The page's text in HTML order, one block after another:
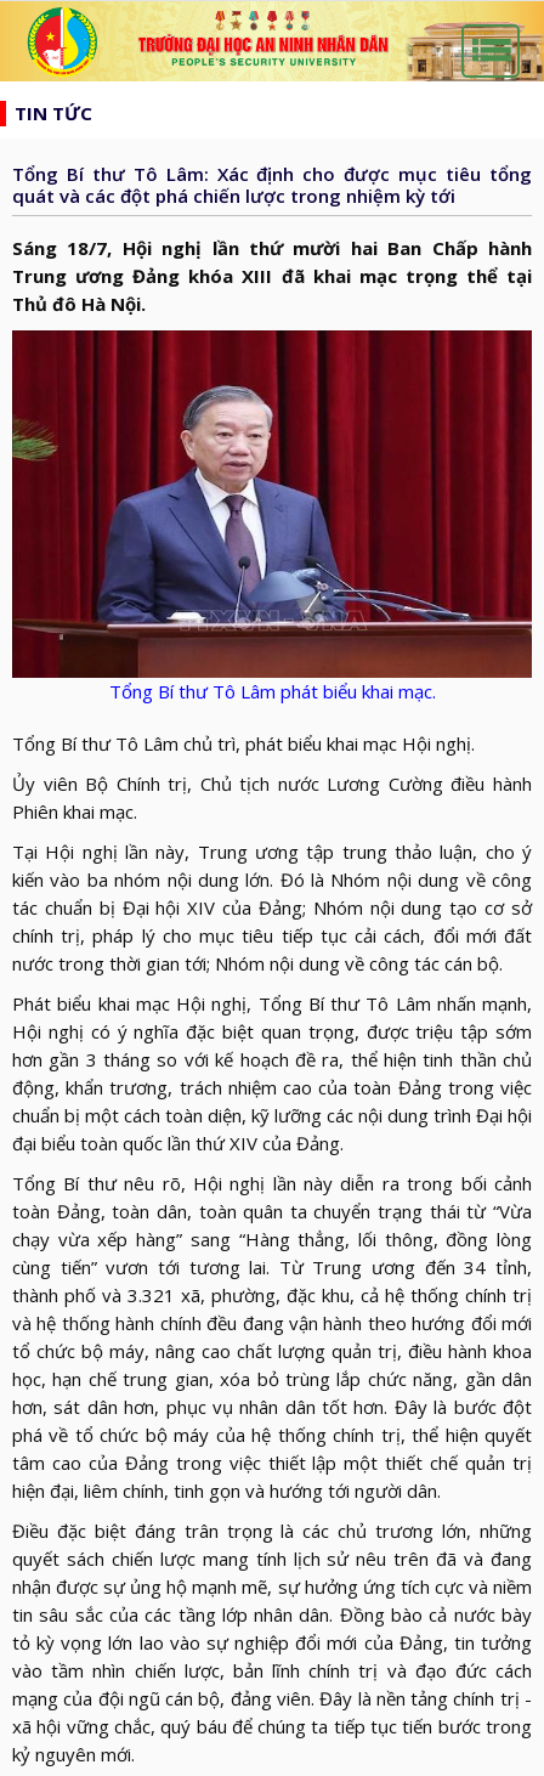
list
search
CHỦ
GIỚI
THIỆU
TỚI
BẦU
HĐND
TẠP
CHÍ
NHÂN
DÂN
TIN
NGHIÊN
CỨU
VIDEO
LIÊN
TIN TỨC
Tổng Bí thư Tô Lâm: Xác định cho được mục tiêu tổng
quát và các đột phá chiến lược trong nhiệm kỳ tới
Sáng 18/7, Hội nghị lần thứ mười hai Ban Chấp hành
Trung ương Đảng khóa XIII đã khai mạc trọng thể tại
Thủ đô Hà Nội.
Tổng Bí thư Tô Lâm phát biểu khai mạc.
Tổng Bí thư Tô Lâm chủ trì, phát biểu khai mạc Hội nghị.
Ủy viên Bộ Chính trị, Chủ tịch nước Lương Cường điều hành
Phiên khai mạc.
Tại Hội nghị lần này, Trung ương tập trung thảo luận, cho ý
kiến vào ba nhóm nội dung lớn. Đó là Nhóm nội dung về công
tác chuẩn bị Đại hội XIV của Đảng; Nhóm nội dung tạo cơ sở
chính trị, pháp lý cho mục tiêu tiếp tục cải cách, đổi mới đất
nước trong thời gian tới; Nhóm nội dung về công tác cán bộ.
Phát biểu khai mạc Hội nghị, Tổng Bí thư Tô Lâm nhấn mạnh,
Hội nghị có ý nghĩa đặc biệt quan trọng, được triệu tập sớm
hơn gần 3 tháng so với kế hoạch đề ra, thể hiện tinh thần chủ
động, khẩn trương, trách nhiệm cao của toàn Đảng trong việc
chuẩn bị một cách toàn diện, kỹ lưỡng các nội dung trình Đại hội
đại biểu toàn quốc lần thứ XIV của Đảng.
Tổng Bí thư nêu rõ, Hội nghị lần này diễn ra trong bối cảnh
toàn Đảng, toàn dân, toàn quân ta chuyển trạng thái từ “Vừa
chạy vừa xếp hàng” sang “Hàng thẳng, lối thông, đồng lòng
cùng tiến” vươn tới tương lai. Từ Trung ương đến 34 tỉnh,
thành phố và 3.321 xã, phường, đặc khu, cả hệ thống chính trị
và hệ thống hành chính đều đang vận hành theo hướng đổi mới
tổ chức bộ máy, nâng cao chất lượng quản trị, điều hành khoa
học, hạn chế trung gian, xóa bỏ trùng lắp chức năng, gần dân
hơn, sát dân hơn, phục vụ nhân dân tốt hơn. Đây là bước đột
phá về tổ chức bộ máy của hệ thống chính trị, thể hiện quyết
tâm cao của Đảng trong việc thiết lập một thiết chế quản trị
hiện đại, liêm chính, tinh gọn và hướng tới người dân.
Điều đặc biệt đáng trân trọng là các chủ trương lớn, những
quyết sách chiến lược mang tính lịch sử nêu trên đã và đang
nhận được sự ủng hộ mạnh mẽ, sự hưởng ứng tích cực và niềm
tin sâu sắc của các tầng lớp nhân dân. Đồng bào cả nước bày
tỏ kỳ vọng lớn lao vào sự nghiệp đổi mới của Đảng, tin tưởng
vào tầm nhìn chiến lược, bản lĩnh chính trị và đạo đức cách
mạng của đội ngũ cán bộ, đảng viên. Đây là nền tảng chính trị -
xã hội vững chắc, quý báu để chúng ta tiếp tục tiến bước trong
kỷ nguyên mới.